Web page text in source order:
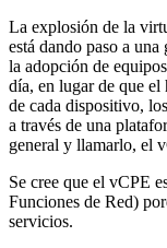
La explosión de la
está dando paso a
la adopción de
día, en lugar de que el
de cada dispositivo,
a través de una
general y llamarlo, el
Se cree que el vCPE
Funciones de Red)
servicios.